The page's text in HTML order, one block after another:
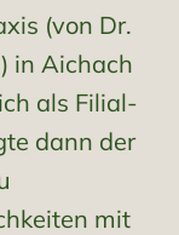
(von Dr.
in Aichach
als Filial-
dann der
mit